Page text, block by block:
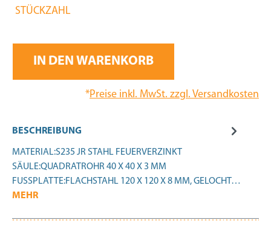
STÜCKZAHL
IN DEN WARENKORB
*Preise inkl. MwSt. zzgl. Versandkosten
BESCHREIBUNG
MATERIAL:S235 JR STAHL FEUERVERZINKT
SÄULE:QUADRATROHR 40 X 40 X 3 MM
FUSSPLATTE:FLACHSTAHL 120 X 120 X 8 MM, GELOCHT…
MEHR